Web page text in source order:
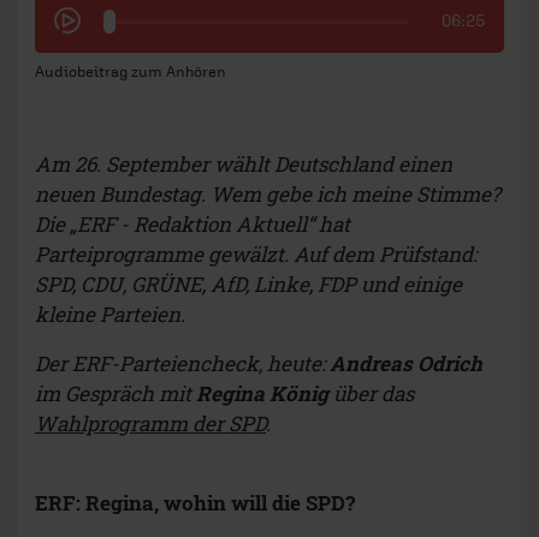
06:25
Audiobeitrag zum Anhören
Am 26. September wählt Deutschland einen
neuen Bundestag. Wem gebe ich meine Stimme?
Die „ERF - Redaktion Aktuell“ hat
Parteiprogramme gewälzt. Auf dem Prüfstand:
SPD, CDU, GRÜNE, AfD, Linke, FDP und einige
kleine Parteien.
Der ERF-Parteiencheck, heute:Andreas Odrich
im Gespräch mitRegina Königüber das
Wahlprogramm der SPD.
ERF: Regina, wohin will die SPD?